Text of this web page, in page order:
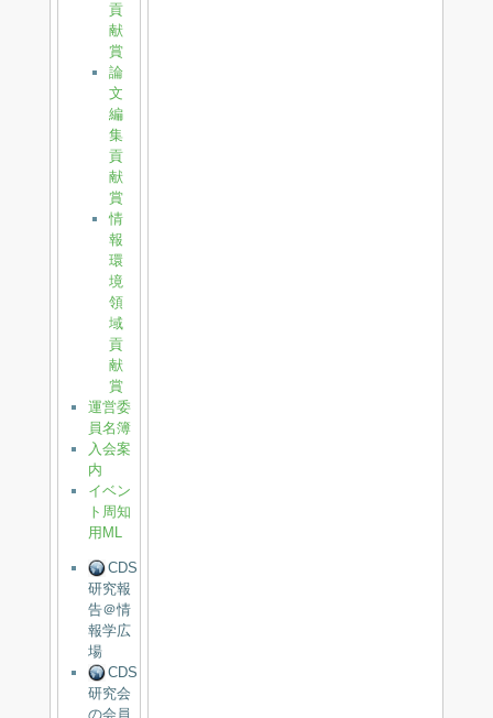
貢
献
賞
論
文
編
集
貢
献
賞
情
報
環
境
領
域
貢
献
賞
運営委
員名簿
入会案
内
イベン
ト周知
用ML
CDS
研究報
告＠情
報学広
場
CDS
研究会
の会員